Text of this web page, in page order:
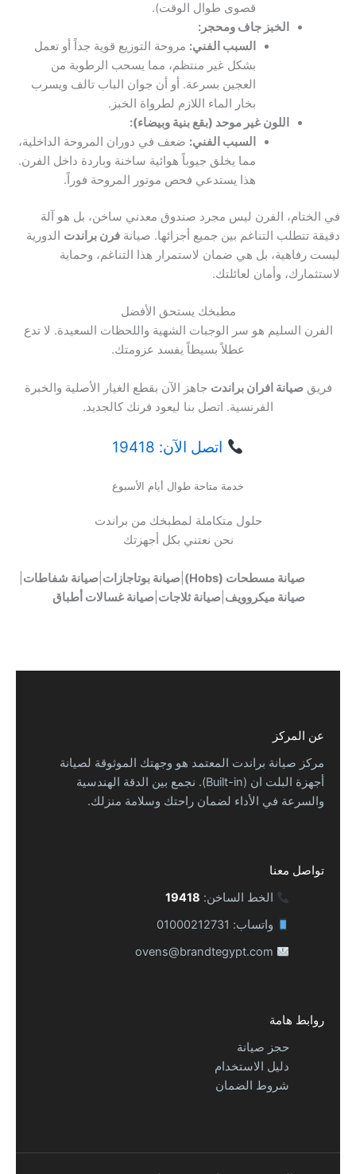
قصوى طوال الوقت).
الخبز جاف ومحجر:
السبب الفني: مروحة التوزيع قوية جداً أو تعمل
بشكل غير منتظم، مما يسحب الرطوبة من
العجين بسرعة. أو أن جوان الباب تالف ويسرب
بخار الماء اللازم لطرواة الخبز.
اللون غير موحد (بقع بنية وبيضاء):
السبب الفني: ضعف في دوران المروحة الداخلية،
مما يخلق جيوباً هوائية ساخنة وباردة داخل الفرن.
هذا يستدعي فحص موتور المروحة فوراً.
في الختام، الفرن ليس مجرد صندوق معدني ساخن، بل هو آلة
دقيقة تتطلب التناغم بين جميع أجزائها. صيانة فرن براندت الدورية
ليست رفاهية، بل هي ضمان لاستمرار هذا التناغم، وحماية
لاستثمارك، وأمان لعائلتك.
مطبخك يستحق الأفضل
الفرن السليم هو سر الوجبات الشهية واللحظات السعيدة. لا تدع
عطلاً بسيطاً يفسد عزومتك.
فريق صيانة افران براندت جاهز الآن بقطع الغيار الأصلية والخبرة
الفرنسية. اتصل بنا ليعود فرنك كالجديد.
اتصل الآن: 19418
خدمة متاحة طوال أيام الأسبوع
حلول متكاملة لمطبخك من براندت
نحن نعتني بكل أجهزتك
صيانة مسطحات (Hobs) صيانة بوتاجازات صيانة شفاطات
صيانة ميكروويف صيانة ثلاجات صيانة غسالات أطباق
عن المركز
مركز صيانة براندت المعتمد هو وجهتك الموثوقة لصيانة
أجهزة البلت ان (Built-in). نجمع بين الدقة الهندسية
والسرعة في الأداء لضمان راحتك وسلامة منزلك.
تواصل معنا
الخط الساخن: 19418
واتساب: 01000212731
روابط هامة
حجز صيانة
دليل الاستخدام
شروط الضمان